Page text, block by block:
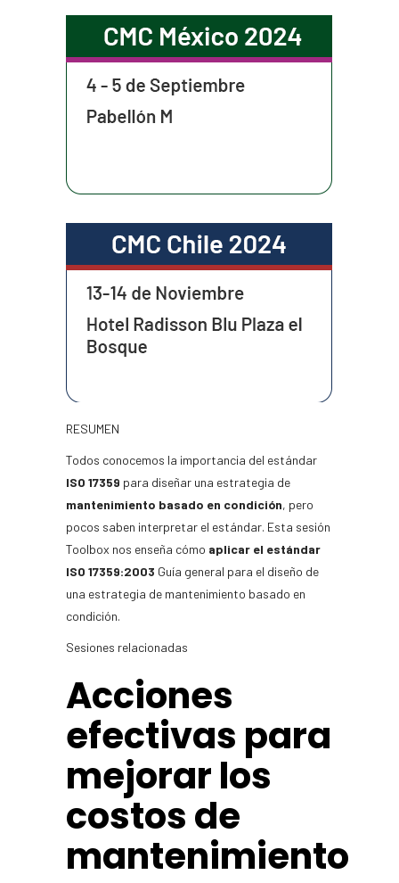
RESUMEN
Todos conocemos la importancia del estándar
ISO 17359 para diseñar una estrategia de
mantenimiento basado en condición, pero
pocos saben interpretar el estándar. Esta sesión
Toolbox nos enseña cómo aplicar el estándar
ISO 17359:2003 Guía general para el diseño de
una estrategia de mantenimiento basado en
condición.
Sesiones relacionadas
Acciones
efectivas para
mejorar los
costos de
mantenimiento